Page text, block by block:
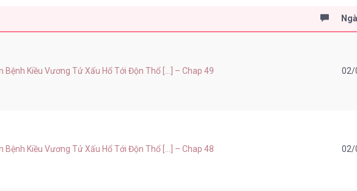
Bệnh Kiều Vương Tử Xấu Hổ Tới Độn Thổ [...] – Chap 49 02/
Bệnh Kiều Vương Tử Xấu Hổ Tới Độn Thổ [...] – Chap 48 02/